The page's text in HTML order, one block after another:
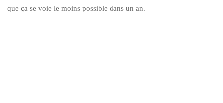
que ça se voie le moins possible dans un an.